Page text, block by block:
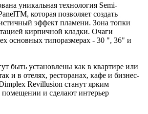
уникальная технология Semi-
которая позволяет создать
эффект пламени. Зона топки
кирпичной кладки. Очаги
основных типоразмерах - 30 ", 36" и
быть установлены как в квартире или
и в отелях, ресторанах, кафе и бизнес-
Revillusion станут ярким
и сделают интерьер